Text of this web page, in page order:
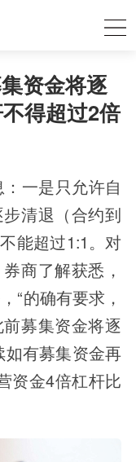
资金将逐
得超过2倍
一是只允许自
清退（合约到
能超过1:1。对
商了解获悉，
“的确有要求，
募集资金将逐
如有募集资金再
资金4倍杠杆比